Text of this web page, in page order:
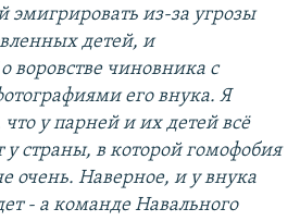
из-за угрозы
детей, и
воровстве чиновника с
его внука. Я
у парней и их детей всё
у страны, в которой гомофобия
очень. Наверное, и у внука
- а команде Навального